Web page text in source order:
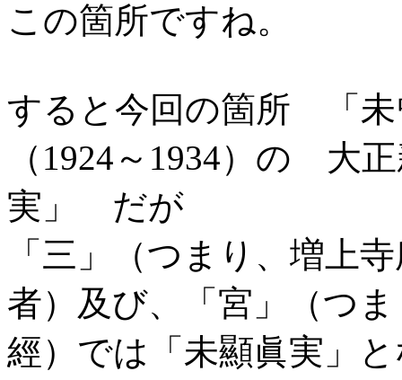
この箇所ですね。
すると今回の箇所 「
（1924～1934）の
実」 だが
「三」（つまり、増上
者）及び、「宮」（つ
經）では「未顯眞実